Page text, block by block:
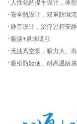
· 人性化的提手设计，体
· 安全瓶设计，双重防溢流
· 静音设计，治疗过程安
· 吸痰+鼻水吸引
· 无油真空泵，吸力大、
· 吸引瓶轻便、耐高温耐